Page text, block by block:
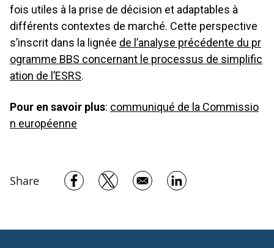
fois utiles à la prise de décision et adaptables à
différents contextes de marché. Cette perspective
s’inscrit dans la lignée de l’analyse précédente du pr
ogramme BBS concernant le processus de simplific
ation de l’ESRS.
Pour en savoir plus: communiqué de la Commissio
n européenne
Share Opens in a new window
Opens in a new window
Opens in a new